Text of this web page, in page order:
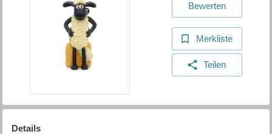
Bewerten
Merkliste
Teilen
Details